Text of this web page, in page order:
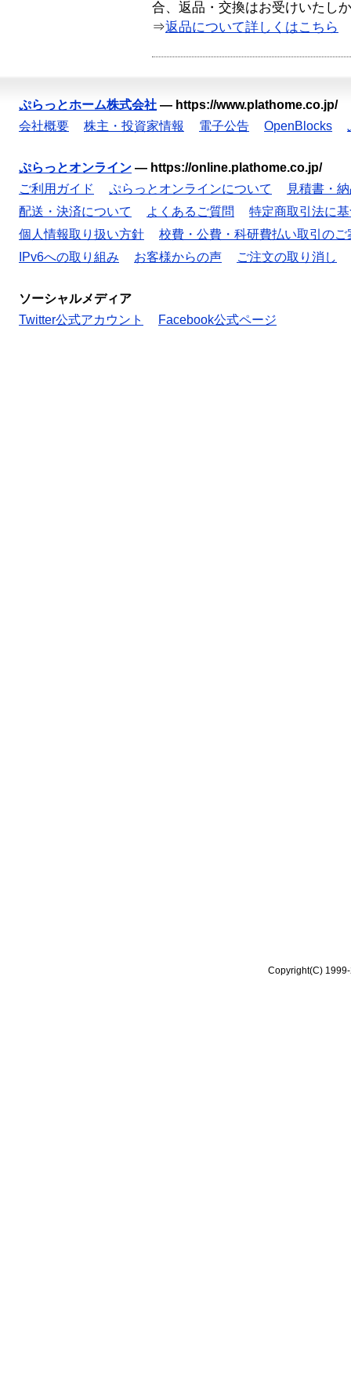
合、返品・交換はお受けいたし
⇒返品について詳しくはこちら
ぷらっとホーム株式会社 — https://www.plathome.co.jp/
会社概要
株主・投資家情報 電子公告 OpenBlocks
ぷらっとオンライン — https://online.plathome.co.jp/
ご利用ガイド
ぷらっとオンラインについて
見積書・
配送・決済について
よくあるご質問
特定商取引法に
個人情報取り扱い方針
校費・公費・科研費払い取引のご
IPv6への取り組み
お客様からの声 ご注文の取り消し
ソーシャルメディア
Twitter公式アカウント
Facebook公式ページ
Copyright(C)